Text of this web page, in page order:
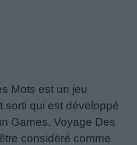
Mots est un jeu
sorti qui est développé
Games. Voyage Des
considéré comme